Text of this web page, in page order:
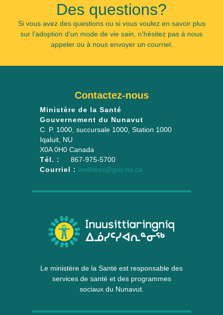
Des questions?
Si vous avez des questions ou si vous voulez en savoir plus
sur l’adoption d’un mode de vie sain, n’hésitez pas à nous
appeler ou à nous envoyer un courriel.
Le ministère de la Santé est responsable des
services de santé et des programmes
sociaux du Nunavut.
Contactez-nous
Ministère de la Santé
Gouvernement du Nunavut
C. P. 1000, succursale 1000 , Station 1000
Iqaluit NU
X0A 0H0 Canada
Tél. :
867-975-5700
Courriel : wellness@gov.nu.ca